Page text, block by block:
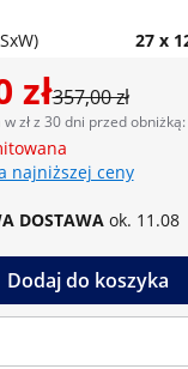
27 x
zł357,00 zł
zł z 30 dni przed obniżką:
najniższej ceny
DOSTAWA ok. 11.08
Dodaj do koszyka